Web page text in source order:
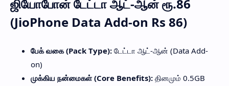
ஜியோபோன் டேட்டா ஆட்-ஆன் ரூ.86
(JioPhone Data Add-on Rs 86)
பேக் வகை (Pack Type): டேட்டா ஆட்-ஆன் (Data Add-
on)
முக்கிய நன்மைகள் (Core Benefits): தினமும் 0.5GB